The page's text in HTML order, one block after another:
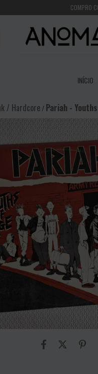
COMPRO
INÍCIO
/ Hardcore/Pariah -